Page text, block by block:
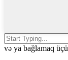
və ya bağlamaq